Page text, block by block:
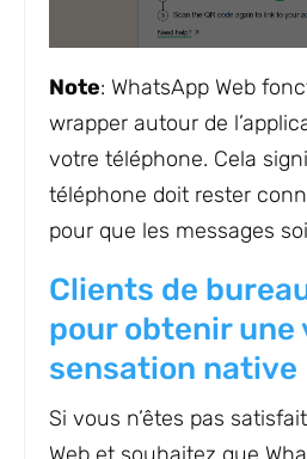
Note: WhatsApp Web
wrapper autour de
votre téléphone. Cela
téléphone doit rester
pour que les messages
Clients de
pour obtenir une
sensation native
Si vous n’êtes pas